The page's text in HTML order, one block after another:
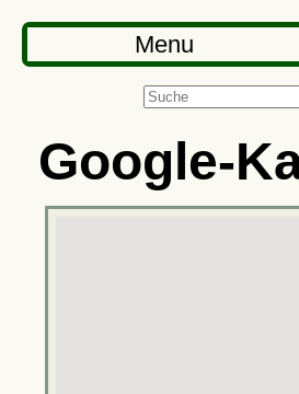
Menu
Google-